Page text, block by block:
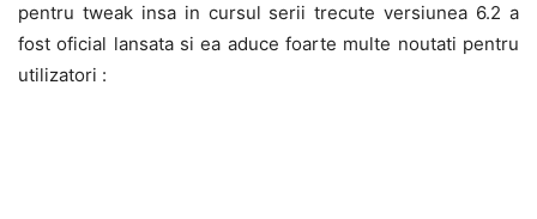
pentru tweak insa in cursul serii trecute versiunea 6.2 a
fost oficial lansata si ea aduce foarte multe noutati pentru
utilizatori :